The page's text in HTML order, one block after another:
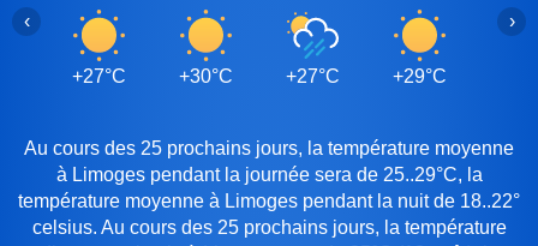
+27°C +30°C +27°C +29°C
‹ ›
Au cours des 25 prochains jours, la température moyenne
à Limoges pendant la journée sera de 25..29°C, la
température moyenne à Limoges pendant la nuit de 18..22°
celsius. Au cours des 25 prochains jours, la température